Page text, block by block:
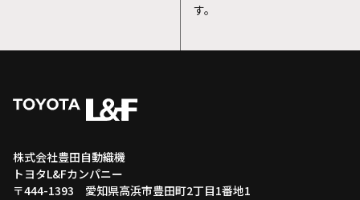
す。
株式会社豊田自動織機
トヨタL&Fカンパニー
〒444-1393 愛知県高浜市豊田町2丁目1番地1